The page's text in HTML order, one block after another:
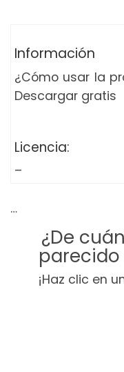
Información
¿Cómo usar la
Descargar gratis
Licencia:
–
…
¿De
¡Haz clic en